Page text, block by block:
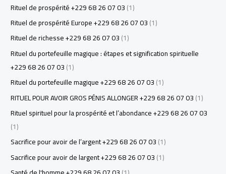
Rituel de prospérité +229 68 26 07 03(1)
Rituel de prospérité Europe +229 68 26 07 03(1)
Rituel de richesse +229 68 26 07 03(1)
Rituel du portefeuille magique : étapes et signification spirituelle
+229 68 26 07 03(1)
Rituel du portefeuille magique +229 68 26 07 03(1)
RITUEL POUR AVOIR GROS PÉNIS ALLONGER +229 68 26 07 03(1)
Rituel spirituel pour la prospérité et l’abondance +229 68 26 07 03
(1)
Sacrifice pour avoir de l’argent +229 68 26 07 03(1)
Sacrifice pour avoir de largent +229 68 26 07 03(1)